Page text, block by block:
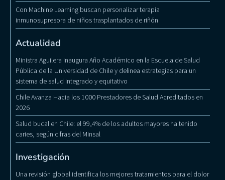
Con Machine Learning buscan personalizar terapia
inmunosupresora de niños trasplantados de riñón
Actualidad
Ministra Aguilera Inaugura Año Académico en la Escuela de Salud
Pública de la Universidad de Chile y delinea estrategias para un
sistema de salud integrado y equitativo
Chile Avanza Hacia los 1000 Prestadores de Salud Acreditados en
2026
Salud bucal en Chile: el 99,4% de los adultos mayores ha tenido
caries, según cifras del Minsal
Investigación
Una revisión global identifica los mejores tratamientos para el dolor